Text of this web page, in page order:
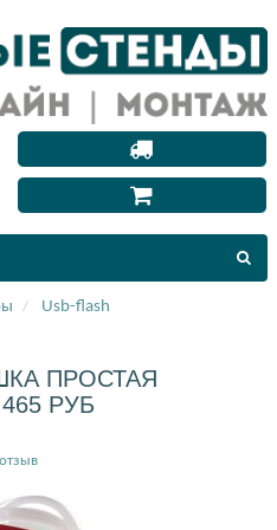
Usb-flash
ПРОСТАЯ
РУБ